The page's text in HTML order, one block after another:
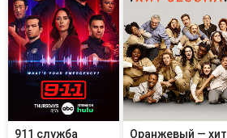
911 служба Оранжевый — хит